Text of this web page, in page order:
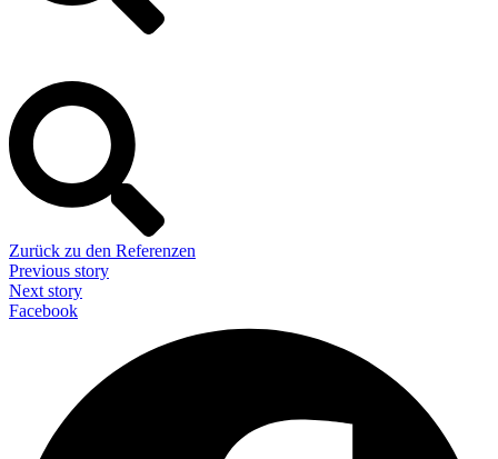
Zurück zu den Referenzen
Previous story
Next story
Facebook